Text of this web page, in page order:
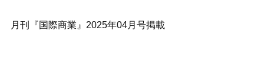
月刊『国際商業』2025年04月号掲載